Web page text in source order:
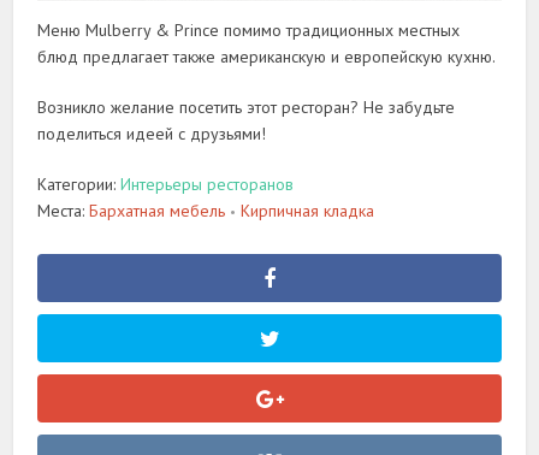
Меню Mulberry & Prince помимо традиционных местных
блюд предлагает также американскую и европейскую кухню.
Возникло желание посетить этот ресторан? Не забудьте
поделиться идеей с друзьями!
Категории:Интерьеры ресторанов
Места:Бархатная мебель • Кирпичная кладка